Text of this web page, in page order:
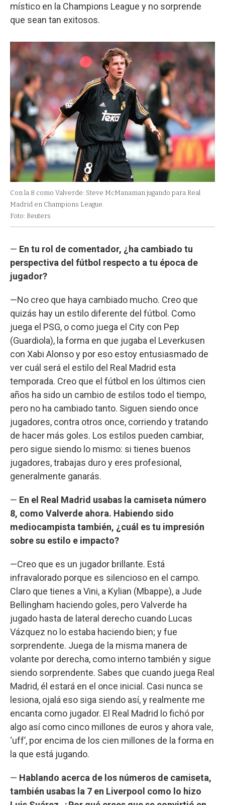
místico en la Champions League y no sorprende
que sean tan exitosos.
Con la 8 como Valverde: Steve McManaman jugando para Real
Madrid en Champions League.
Foto: Reuters
— En tu rol de comentador, ¿ha cambiado tu
perspectiva del fútbol respecto a tu época de
jugador?
—No creo que haya cambiado mucho. Creo que
quizás hay un estilo diferente del fútbol. Como
juega el PSG, o como juega el City con Pep
(Guardiola), la forma en que jugaba el Leverkusen
con Xabi Alonso y por eso estoy entusiasmado de
ver cuál será el estilo del Real Madrid esta
temporada. Creo que el fútbol en los últimos cien
años ha sido un cambio de estilos todo el tiempo,
pero no ha cambiado tanto. Siguen siendo once
jugadores, contra otros once, corriendo y tratando
de hacer más goles. Los estilos pueden cambiar,
pero sigue siendo lo mismo: si tienes buenos
jugadores, trabajas duro y eres profesional,
generalmente ganarás.
— En el Real Madrid usabas la camiseta número
8, como Valverde ahora. Habiendo sido
mediocampista también, ¿cuál es tu impresión
sobre su estilo e impacto?
—Creo que es un jugador brillante. Está
infravalorado porque es silencioso en el campo.
Claro que tienes a Vini, a Kylian (Mbappe), a Jude
Bellingham haciendo goles, pero Valverde ha
jugado hasta de lateral derecho cuando Lucas
Vázquez no lo estaba haciendo bien; y fue
sorprendente. Juega de la misma manera de
volante por derecha, como interno también y sigue
siendo sorprendente. Sabes que cuando juega Real
Madrid, él estará en el once inicial. Casi nunca se
lesiona, ojalá eso siga siendo así, y realmente me
encanta como jugador. El Real Madrid lo fichó por
algo así como cinco millones de euros y ahora vale,
‘uff’, por encima de los cien millones de la forma en
la que está jugando.
— Hablando acerca de los números de camiseta,
también usabas la 7 en Liverpool como lo hizo